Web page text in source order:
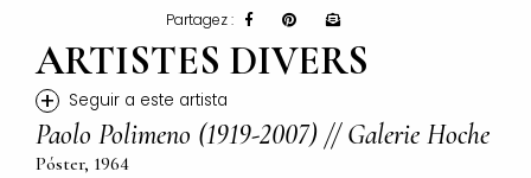
Partagez :
ARTISTES DIVERS
+ Seguir a este artista
Paolo Polimeno (1919-2007) // Galerie Hoche
Póster, 1964